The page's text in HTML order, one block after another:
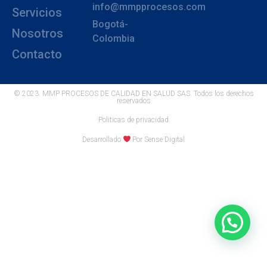
Servicios
Nosotros
Contacto
info@mmpprocesos.com
Bogotá-
Colombia
© 2023. MMP PROCESOS DE CALIDAD EN SALUD SAS. Todos los derechos
reservados
Politicas de privacidad
Desarrollado Por Sense Digital